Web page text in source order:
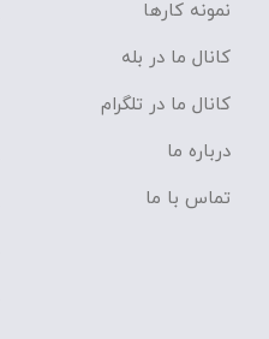
نمونه کارها
کانال ما در بله
کانال ما در تلگرام
درباره ما
تماس با ما